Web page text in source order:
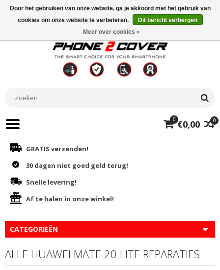
0
0 €0,00
GRATIS verzenden!
30 dagen niet goed geld terug!
Snelle levering!
Af te halen in onze winkel!
CATEGORIEËN
ALLE HUAWEI MATE 20 LITE REPARATIES
Door het gebruiken van onze website, ga je akkoord met het gebruik van
cookies om onze website te verbeteren.
Dit bericht verbergen
Meer over cookies »